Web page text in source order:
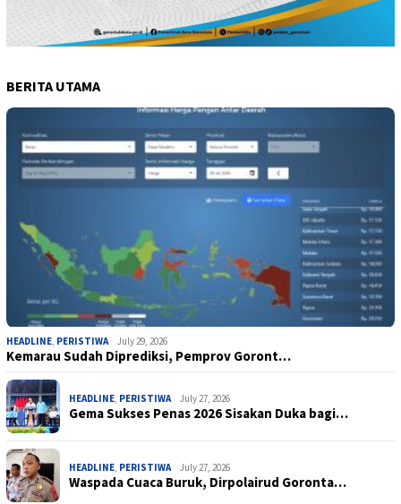
BERITA UTAMA
HEADLINE PERISTIWA July 29, 2026
Kemarau Sudah Diprediksi, Pemprov Goront…
HEADLINE PERISTIWA July 27, 2026
Gema Sukses Penas 2026 Sisakan Duka bagi…
HEADLINE PERISTIWA July 27, 2026
Waspada Cuaca Buruk, Dirpolairud Goronta…